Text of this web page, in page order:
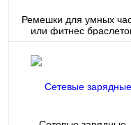
Ремешки для умных
или фитнес